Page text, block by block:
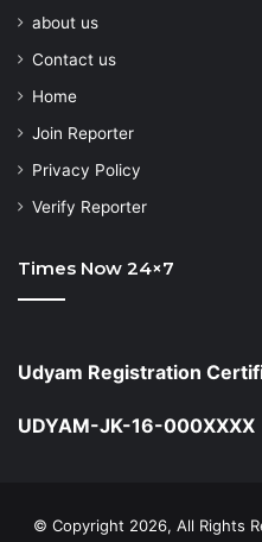
about us
Contact us
Home
Join Reporter
Privacy Policy
Verify Reporter
Times Now 24×7
Udyam Registration
UDYAM-JK-16-000XXXX
© Copyright 2026, All Rights